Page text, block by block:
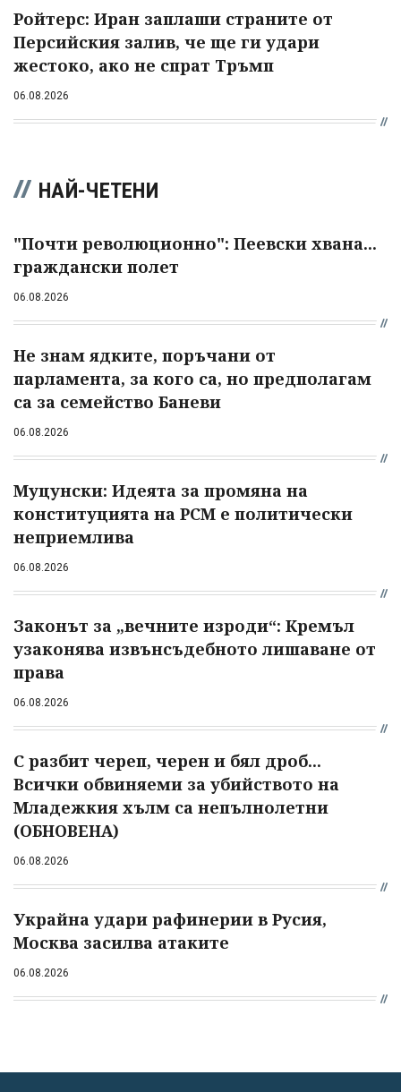
Ройтерс: Иран заплаши страните от
Персийския залив, че ще ги удари
жестоко, ако не спрат Тръмп
06.08.2026
НАЙ-ЧЕТЕНИ
"Почти революционно": Пеевски хвана...
граждански полет
06.08.2026
Не знам ядките, поръчани от
парламента, за кого са, но предполагам
са за семейство Баневи
06.08.2026
Муцунски: Идеята за промяна на
конституцията на РСМ е политически
неприемлива
06.08.2026
Законът за „вечните изроди“: Кремъл
узаконява извънсъдебното лишаване от
права
06.08.2026
С разбит череп, черен и бял дроб...
Всички обвиняеми за убийството на
Младежкия хълм са непълнолетни
(ОБНОВЕНА)
06.08.2026
Украйна удари рафинерии в Русия,
Москва засилва атаките
06.08.2026